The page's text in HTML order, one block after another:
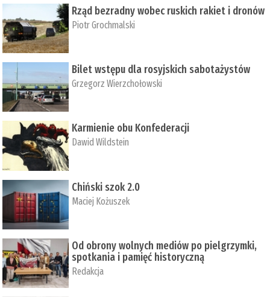
Rząd bezradny wobec ruskich rakiet i dronów
Piotr Grochmalski
Bilet wstępu dla rosyjskich sabotażystów
Grzegorz Wierzchołowski
Karmienie obu Konfederacji
Dawid Wildstein
Chiński szok 2.0
Maciej Kożuszek
Od obrony wolnych mediów po pielgrzymki,
spotkania i pamięć historyczną
Redakcja